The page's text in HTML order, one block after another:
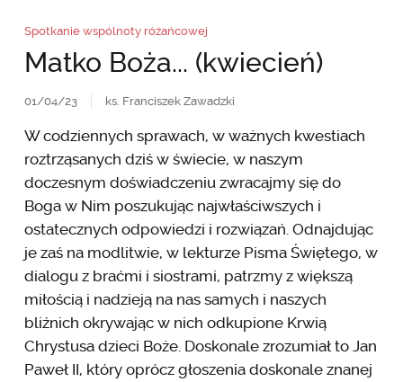
Spotkanie wspólnoty różańcowej
Matko Boża... (kwiecień)
01/04/23 ks. Franciszek Zawadzki
W codziennych sprawach, w ważnych kwestiach
roztrząsanych dziś w świecie, w naszym
doczesnym doświadczeniu zwracajmy się do
Boga w Nim poszukując najwłaściwszych i
ostatecznych odpowiedzi i rozwiązań. Odnajdując
je zaś na modlitwie, w lekturze Pisma Świętego, w
dialogu z braćmi i siostrami, patrzmy z większą
miłością i nadzieją na nas samych i naszych
bliźnich okrywając w nich odkupione Krwią
Chrystusa dzieci Boże. Doskonale zrozumiał to Jan
Paweł II, który oprócz głoszenia doskonale znanej